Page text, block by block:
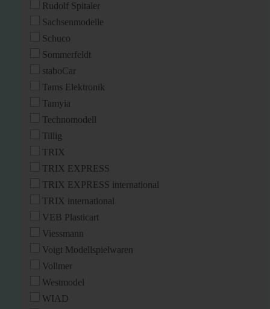
Rudolf Spitaler
Sachsenmodelle
Schuco
Sommerfeldt
staboCar
Tams Elektronik
Tamyia
Technomodell
Tillig
TRIX
TRIX EXPRESS
TRIX EXPRESS international
TRIX international
VEB Plasticart
Viessmann
Voigt Modellspielwaren
Vollmer
Westmodel
WIAD